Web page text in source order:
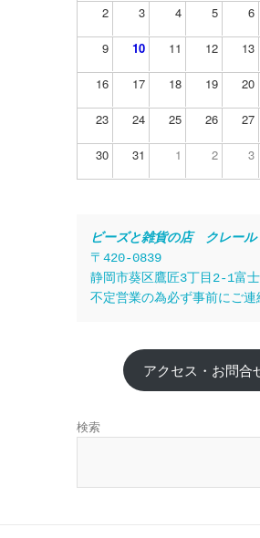
2 3 4 5 6
9 10 11 12 13
16 17 18 19 20
23 24 25 26 27
30 31 1 2 3
ビーズと雑貨の店　クレール
〒420-0839
静岡市葵区鷹匠3丁目2-1富
不定営業の為必ず事前にご連
アクセス・お問合
検索